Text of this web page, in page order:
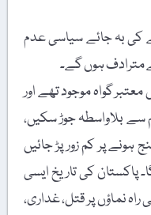
کی بہ جائے سیاسی عدم
مترادف ہوں گے۔
گواہ موجود تھے اور
سے بلاواسطہ جوڑ سکیں،
ہونے پر کم زور پڑ جائیں
پاکستان کی تاریخ ایسی
نماؤں پر قتل، غداری،